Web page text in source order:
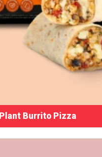
Plant Burrito Pizza